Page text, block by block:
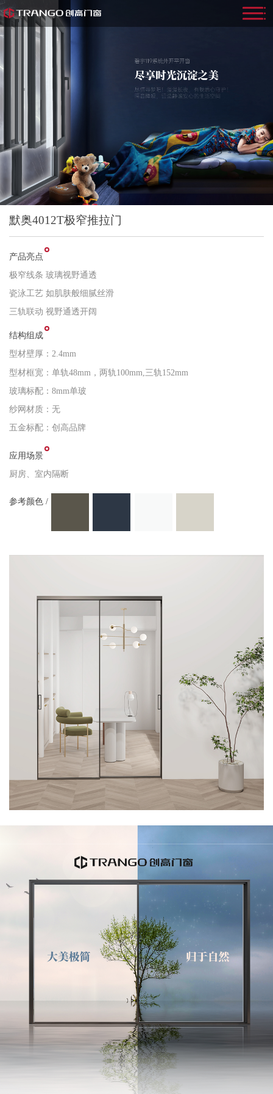
默奥4012T极窄推拉门
产品亮点
极窄线条 玻璃视野通透
瓷泳工艺 如肌肤般细腻丝滑
三轨联动 视野通透开阔
结构组成
型材壁厚：2.4mm
型材框宽：单轨48mm，两轨100mm,三轨152mm
玻璃标配：8mm单玻
纱网材质：无
五金标配：创高品牌
应用场景
厨房、室内隔断
参考颜色 /